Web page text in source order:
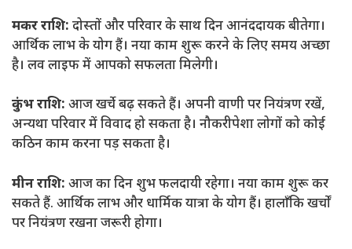
मकर राशि: दोस्तों और परिवार के साथ दिन आनंददायक बीतेगा।
आर्थिक लाभ के योग हैं। नया काम शुरू करने के लिए समय अच्छा
है। लव लाइफ में आपको सफलता मिलेगी।
कुंभ राशि: आज खर्चे बढ़ सकते हैं। अपनी वाणी पर नियंत्रण रखें,
अन्यथा परिवार में विवाद हो सकता है। नौकरीपेशा लोगों को कोई
कठिन काम करना पड़ सकता है।
मीन राशि: आज का दिन शुभ फलदायी रहेगा। नया काम शुरू कर
सकते हैं. आर्थिक लाभ और धार्मिक यात्रा के योग हैं। हालाँकि खर्चों
पर नियंत्रण रखना जरूरी होगा।